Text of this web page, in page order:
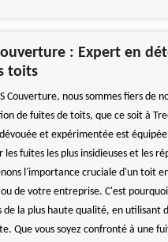
: Expert en
toits
Couverture, nous sommes fiers de
de fuites de toits, que ce soit à
et expérimentée est
les fuites les plus insidieuses et les
l'importance cruciale d'un toit
de votre entreprise. C'est
de la plus haute qualité, en utilisant
Que vous soyez confronté à une